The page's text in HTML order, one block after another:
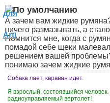
А зачем вам жидкие
ничего размазывать, а
Помнится мне, когда с
помадой себе щеки
решением вашей
понимаю зачем жидкие
Собака лает, караван идет.
Я взрослый, состоявшийся человек.
радиоуправляемый вертолет!